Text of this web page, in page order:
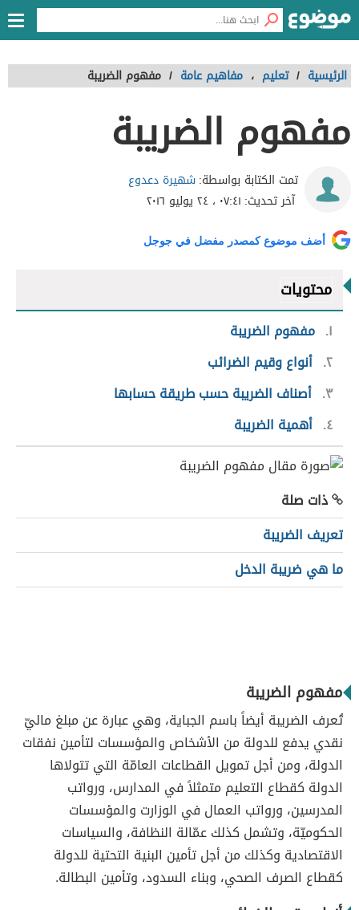
الرئيسية / تعليم ، مفاهيم عامة / مفهوم الضريبة
مفهوم الضريبة
تمت الكتابة بواسطة:شهيرة دعدوع
آخر تحديث: ٠٧:٤١ ، ٢٤ يوليو ٢٠١٦
أضف موضوع كمصدر مفضل في جوجل
محتويات
١ مفهوم الضريبة
٢ أنواع وقيم الضرائب
٣ أصناف الضريبة حسب طريقة حسابها
٤ أهمية الضريبة
ذات صلة
تعريف الضريبة
ما هي ضريبة الدخل
مفهوم الضريبة
تُعرف الضريبة أيضاً باسم الجباية، وهي عبارة عن مبلغ ماليّ
نقدي يدفع للدولة من الأشخاص والمؤسسات لتأمين نفقات
الدولة، ومن أجل تمويل القطاعات العامّة التي تتولاها
الدولة كقطاع التعليم متمثلاً في المدارس، ورواتب
المدرسين، ورواتب العمال في الوزارت والمؤسسات
الحكوميّة، وتشمل كذلك عمّالة النظافة، والسياسات
الاقتصادية وكذلك من أجل تأمين البنية التحتية للدولة
كقطاع الصرف الصحي، وبناء السدود، وتأمين البطالة.